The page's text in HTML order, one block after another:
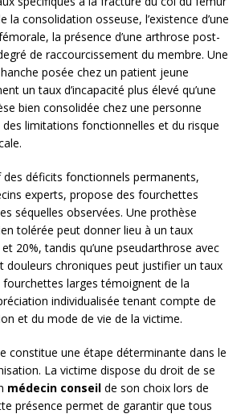
la consolidation osseuse, l’existence d’une
la présence d’une arthrose post-
de raccourcissement du membre. Une
posée chez un patient jeune
un taux d’incapacité plus élevé qu’une
bien consolidée chez une personne
limitations fonctionnelles et du risque
déficits fonctionnels permanents,
experts, propose des fourchettes
séquelles observées. Une prothèse
tolérée peut donner lieu à un taux
20%, tandis qu’une pseudarthrose avec
douleurs chroniques peut justifier un taux
fourchettes larges témoignent de la
individualisée tenant compte de
et du mode de vie de la victime.
constitue une étape déterminante dans le
La victime dispose du droit de se
médecin conseil de son choix lors de
présence permet de garantir que tous